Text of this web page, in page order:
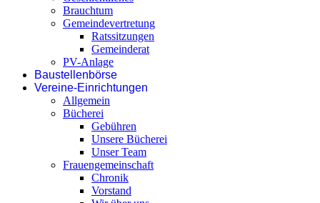
Brauchtum
Gemeindevertretung
Ratssitzungen
Gemeinderat
PV-Anlage
Baustellenbörse
Vereine-Einrichtungen
Allgemein
Bücherei
Gebühren
Unsere Bücherei
Unser Team
Frauengemeinschaft
Chronik
Vorstand